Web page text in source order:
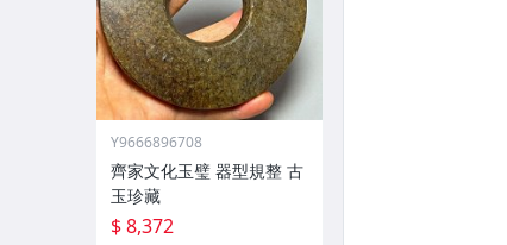
Y9666896708
齊家文化玉璧 器型規整 古
玉珍藏
$ 8,372